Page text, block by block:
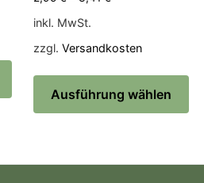
inkl. MwSt.
zzgl. Versandkosten
Ausführung wählen